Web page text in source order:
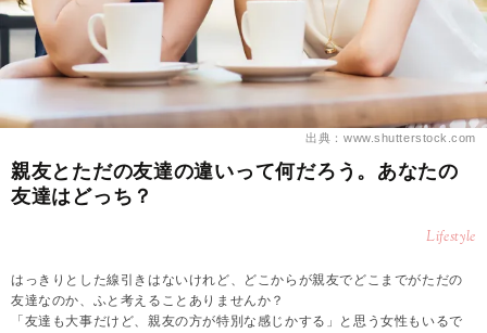
出典：www.shutterstock.com
親友とただの友達の違いって何だろう。あなたの
友達はどっち？
Lifestyle
はっきりとした線引きはないけれど、どこからが親友でどこまでがただの
友達なのか、ふと考えることありませんか？
「友達も大事だけど、親友の方が特別な感じかする」と思う女性もいるで